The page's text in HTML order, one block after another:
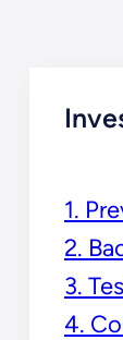
1.
2.
3.
4.